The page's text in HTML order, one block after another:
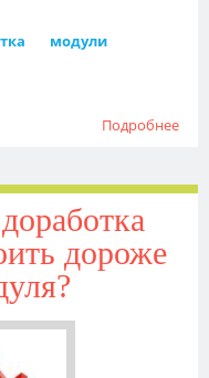
модули
Подробнеео
дороже